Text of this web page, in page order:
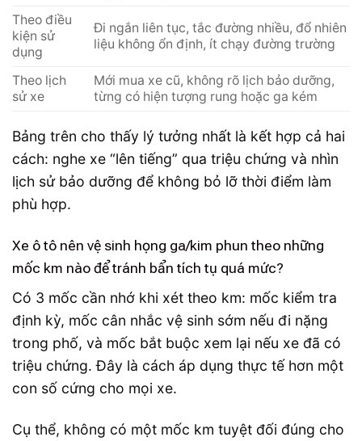
Theo điều
kiện sử
dụng
Đi ngắn liên tục, tắc đường nhiều, đổ nhiên
liệu không ổn định, ít chạy đường trường
Theo lịch
sử xe
Mới mua xe cũ, không rõ lịch bảo dưỡng,
từng có hiện tượng rung hoặc ga kém
Bảng trên cho thấy lý tưởng nhất là kết hợp cả hai
cách: nghe xe “lên tiếng” qua triệu chứng và nhìn
lịch sử bảo dưỡng để không bỏ lỡ thời điểm làm
phù hợp.
Xe ô tô nên vệ sinh họng ga/kim phun theo những
mốc km nào để tránh bẩn tích tụ quá mức?
Có 3 mốc cần nhớ khi xét theo km: mốc kiểm tra
định kỳ, mốc cân nhắc vệ sinh sớm nếu đi nặng
trong phố, và mốc bắt buộc xem lại nếu xe đã có
triệu chứng. Đây là cách áp dụng thực tế hơn một
con số cứng cho mọi xe.
Cụ thể, không có một mốc km tuyệt đối đúng cho